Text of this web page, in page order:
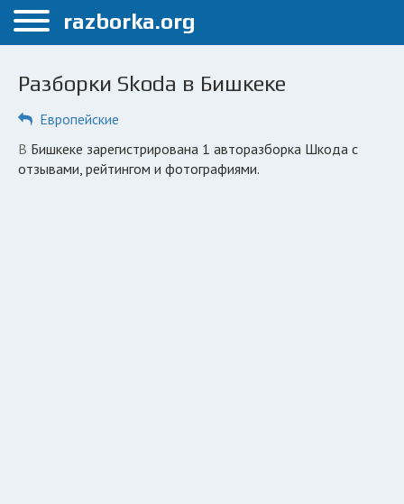
Меню
Бишкек
ПОЛЬЗОВАТЕЛЯМ
Каталог разборок
Разборки Skoda в Бишкеке
Европейские
в Бишкеке зарегистрирована 1 авторазборка Шкода с
отзывами, рейтингом и фотографиями.
razborka.org